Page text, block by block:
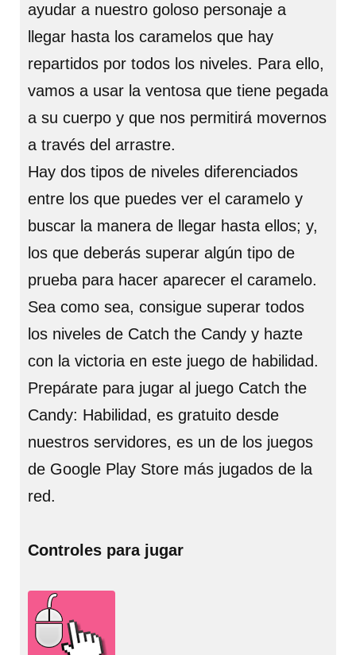
ayudar a nuestro goloso personaje a
llegar hasta los caramelos que hay
repartidos por todos los niveles. Para ello,
vamos a usar la ventosa que tiene pegada
a su cuerpo y que nos permitirá movernos
a través del arrastre.
Hay dos tipos de niveles diferenciados
entre los que puedes ver el caramelo y
buscar la manera de llegar hasta ellos; y,
los que deberás superar algún tipo de
prueba para hacer aparecer el caramelo.
Sea como sea, consigue superar todos
los niveles de Catch the Candy y hazte
con la victoria en este juego de habilidad.
Prepárate para jugar al juego Catch the
Candy: Habilidad, es gratuito desde
nuestros servidores, es un de los juegos
de Google Play Store más jugados de la
red.
Controles para jugar